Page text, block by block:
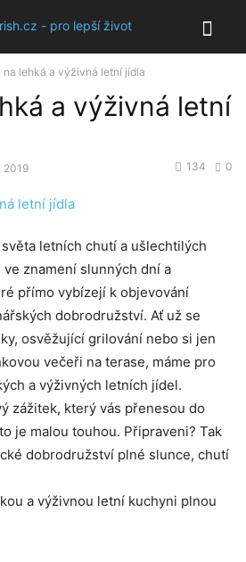
na lehká a výživná letní jídla
a výživná letní
2019 0
134
letních chutí a ušlechtilých
znamení slunných dní a
přímo vybízejí k objevování
dobrodružství. Ať už se
osvěžující grilování nebo si jen‌
večeři na terase,⁢ máme⁢ pro
a ​výživných letních jídel.
zážitek, který vás přenesou do
je malou⁢ touhou. Připraveni? Tak
dobrodružství‍ plné slunce, chutí